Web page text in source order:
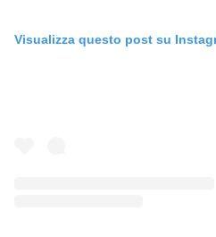
Visualizza questo post su